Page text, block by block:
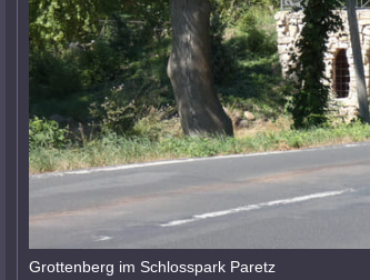
Grottenberg im Schlosspark Paretz